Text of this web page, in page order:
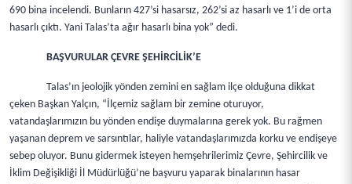
690 bina incelendi. Bunların 427’si hasarsız, 262’si az hasarlı ve 1’i de orta
hasarlı çıktı. Yani Talas’ta ağır hasarlı bina yok” dedi.
BAŞVURULAR ÇEVRE ŞEHİRCİLİK’E
Talas’ın jeolojik yönden zemini en sağlam ilçe olduğuna dikkat
çeken Başkan Yalçın, “İlçemiz sağlam bir zemine oturuyor,
vatandaşlarımızın bu yönden endişe duymalarına gerek yok. Bu rağmen
yaşanan deprem ve sarsıntılar, haliyle vatandaşlarımızda korku ve endişeye
sebep oluyor. Bunu gidermek isteyen hemşehrilerimiz Çevre, Şehircilik ve
İklim Değişikliği İl Müdürlüğü’ne başvuru yaparak binalarının hasar